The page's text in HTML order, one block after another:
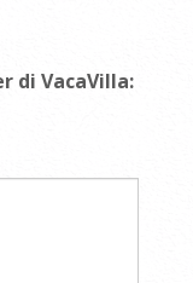
di VacaVilla: